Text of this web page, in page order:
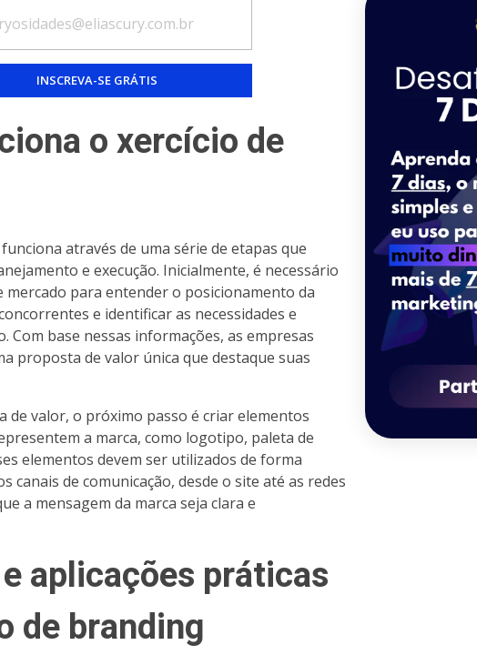
o xercício de
através de uma série de etapas que
e execução. Inicialmente, é necessário
mercado para entender o posicionamento da
e identificar as necessidades e
Com base nessas informações, as empresas
proposta de valor única que destaque suas
de valor, o próximo passo é criar elementos
a marca, como logotipo, paleta de
elementos devem ser utilizados de forma
canais de comunicação, desde o site até as redes
a mensagem da marca seja clara e
aplicações práticas
de branding